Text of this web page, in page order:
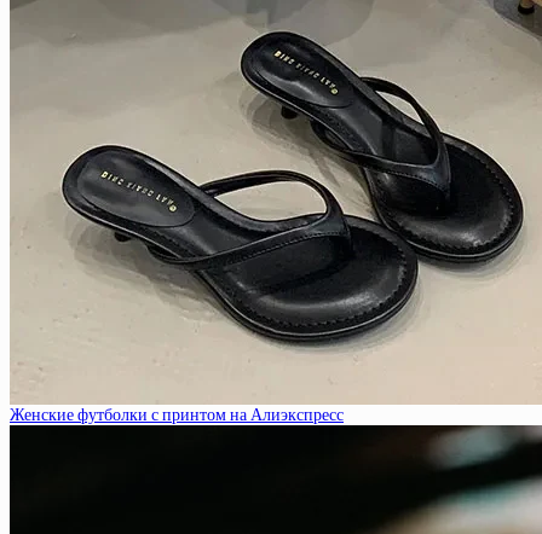
Женские футболки с принтом на Алиэкспресс